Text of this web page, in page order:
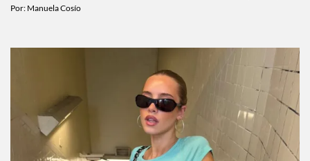
Por: Manuela Cosío